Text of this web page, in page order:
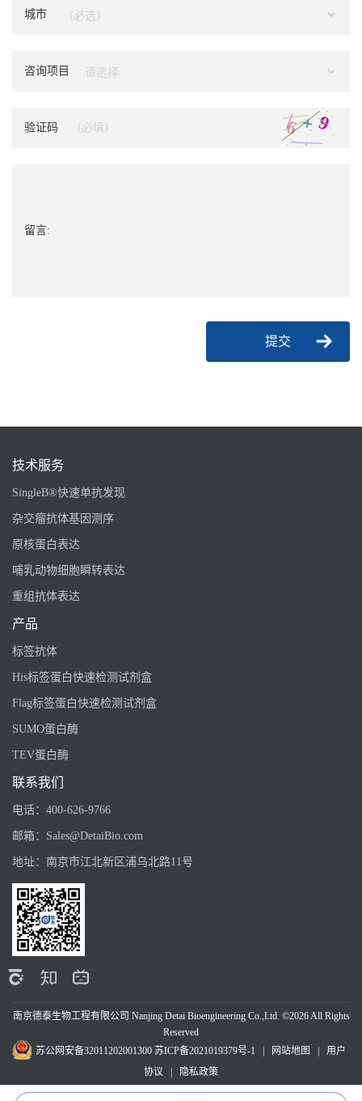
城市
咨询项目
验证码
留言:
提交
技术服务
SingleB®快速单抗发现
杂交瘤抗体基因测序
原核蛋白表达
哺乳动物细胞瞬转表达
重组抗体表达
产品
标签抗体
His标签蛋白快速检测试剂盒
Flag标签蛋白快速检测试剂盒
SUMO蛋白酶
TEV蛋白酶
联系我们
电话： 400-626-9766
邮箱： Sales@DetaiBio.com
地址： 南京市江北新区浦乌北路11号
南京德泰生物工程有限公司 Nanjing Detai Bioengineering Co.,Ltd. ©2026 All Rights
Reserved
苏公网安备32011202001300 苏ICP备2021019379号-1 | 网站地图 | 用户
协议 | 隐私政策